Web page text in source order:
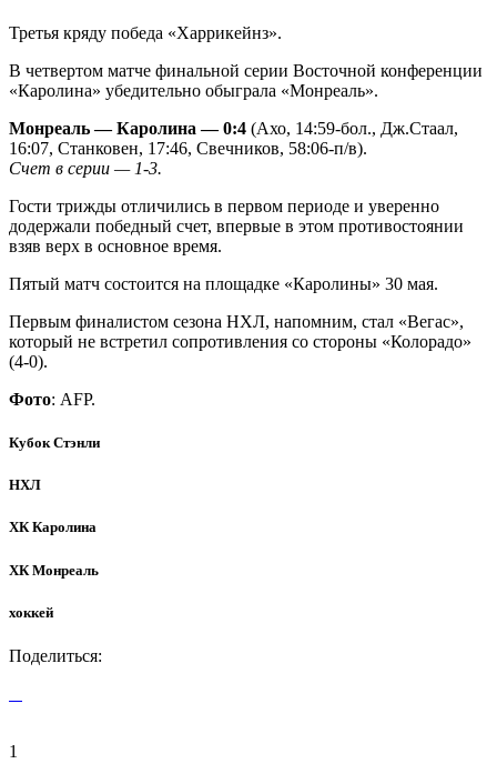
Третья кряду победа «Харрикейнз».
В четвертом матче финальной серии Восточной конференции
«Каролина» убедительно обыграла «Монреаль».
Монреаль — Каролина — 0:4 (Ахо, 14:59-бол., Дж.Стаал,
16:07, Станковен, 17:46, Свечников, 58:06-п/в).
Счет в серии — 1-3.
Гости трижды отличились в первом периоде и уверенно
додержали победный счет, впервые в этом противостоянии
взяв верх в основное время.
Пятый матч состоится на площадке «Каролины» 30 мая.
Первым финалистом сезона НХЛ, напомним, стал «Вегас»,
который не встретил сопротивления со стороны «Колорадо»
(4-0).
Фото: AFP.
Кубок Стэнли
НХЛ
ХК Каролина
ХК Монреаль
хоккей
Поделиться:
1